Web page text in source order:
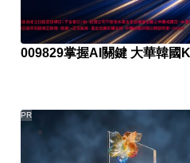
009829掌握AI關鍵 大華韓國
PR